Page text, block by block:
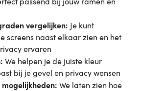
vergelijken: Je kunt
screens naast elkaar zien en het
ervaren
We helpen je de juiste kleur
bij je gevel en privacy wensen
We laten zien hoe